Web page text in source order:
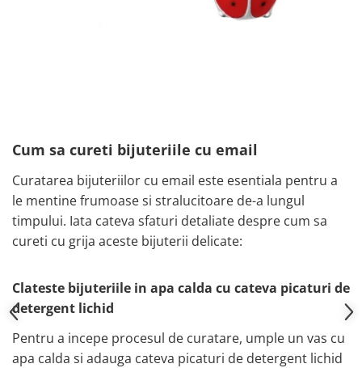
Cum sa cureti bijuteriile cu email
Curatarea bijuteriilor cu email este esentiala pentru a
le mentine frumoase si stralucitoare de-a lungul
timpului. Iata cateva sfaturi detaliate despre cum sa
cureti cu grija aceste bijuterii delicate:
Clateste bijuteriile in apa calda cu cateva picaturi de
detergent lichid
Pentru a incepe procesul de curatare, umple un vas cu
apa calda si adauga cateva picaturi de detergent lichid